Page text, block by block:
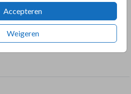
Accepteren
Weigeren
en een stevig vastzittend
naar wens in de editor!